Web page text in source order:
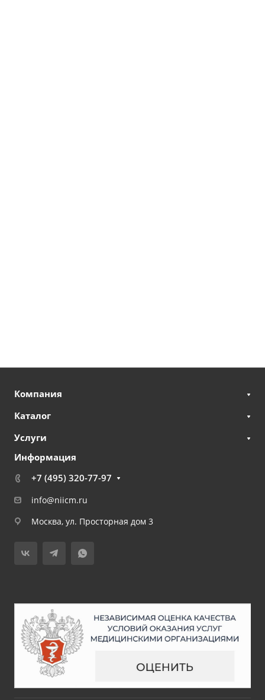
Компания
Каталог
Услуги
Информация
+7 (495) 320-77-97
info@niicm.ru
Москва, ул. Просторная дом 3